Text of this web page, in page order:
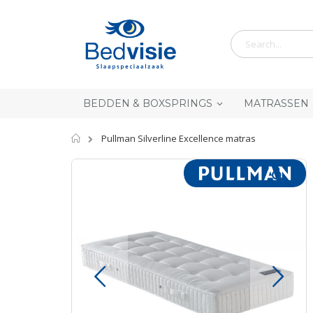
inhoud
BEDDEN & BOXSPRINGS MATRASSEN
Home
Pullman Silverline Excellence matras
Skip
images
gallery